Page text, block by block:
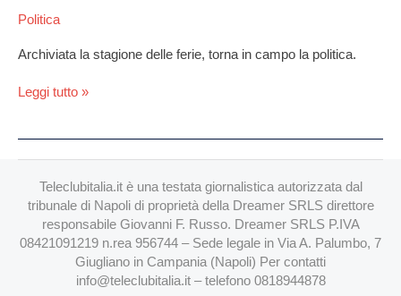
Politica
Archiviata la stagione delle ferie, torna in campo la politica.
il
Consiglio
post
Leggi tutto »
Teleclubitalia.it è una testata giornalistica autorizzata dal
tribunale di Napoli di proprietà della Dreamer SRLS direttore
responsabile Giovanni F. Russo. Dreamer SRLS P.IVA
08421091219 n.rea 956744 – Sede legale in Via A. Palumbo, 7
Giugliano in Campania (Napoli) Per contatti
info@teleclubitalia.it– telefono 0818944878